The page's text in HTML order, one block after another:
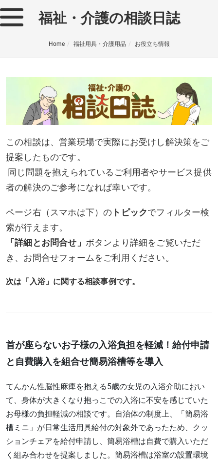
福祉・介護の相談日誌
Home 福祉用具・介護用品 お役立ち情報
この相談は、営業現場で実際にお受けし解決策をご
提案したものです。
同じ問題を抱えられているご利用者やサービス提供
者の解決のご参考になれば幸いです。
ページ右（スマホは下）の トピックでフィルター検
索が行えます。
「詳細とお問合せ」 ボタンより詳細をご覧いただ
き、お問合せフォームをご利用ください。
次は「入浴」に関する相談事例です。
首が座らないお子様の入浴負担を軽減！給付申請
と自費購入を組合せ簡易浴槽等を導入
てんかん性脳性麻痺を抱える5歳の女児の入浴介助におい
て、身体が大きくなり抱っこでの入浴に不安を感じていた
お母様の負担軽減の相談です。自治体の制度上、「簡易浴
槽ミニ」が日常生活用具給付の対象外であったため、クッ
ションチェアを給付申請し、簡易浴槽は自費で購入いただ
く組み合わせを提案しました。簡易浴槽は浴室の設置環境